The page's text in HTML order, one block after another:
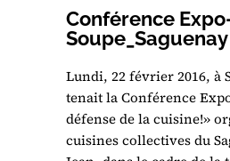
Conférence
Soupe_Saguenay
Lundi, 22 février 2016, à
tenait la Conférence
défense de la cuisine!»
cuisines collectives du